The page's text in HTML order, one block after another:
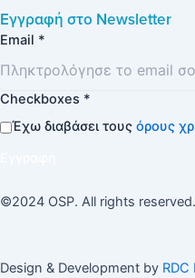
Εγγραφή στο Newsletter
Email *
Checkboxes *
Έχω διαβάσει τους όρους
©2024 OSP. All rights reserved.
Design & Development by